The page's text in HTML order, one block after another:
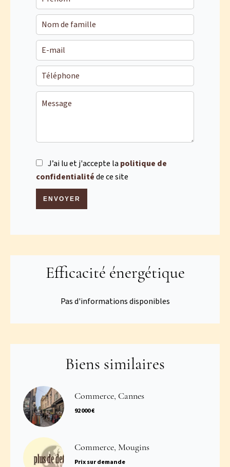
J’ai lu et j'accepte lapolitique de
confidentialitéde ce site
ENVOYER
Efficacité énergétique
Pas d'informations disponibles
Biens similaires
Commerce, Cannes
92 000 €
Commerce, Mougins
Prix sur demande